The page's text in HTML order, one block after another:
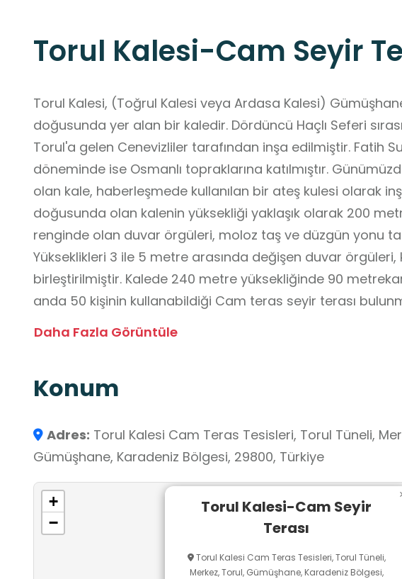
Torul Kalesi-Cam Seyir
Torul Kalesi, (Toğrul Kalesi veya Ardasa Kalesi)
doğusunda yer alan bir kaledir. Dördüncü Haçlı Seferi
Torul'a gelen Cenevizliler tarafından inşa edilmiştir. Fatih
döneminde ise Osmanlı topraklarına katılmıştır.
olan kale, haberleşmede kullanılan bir ateş kulesi olarak
doğusunda olan kalenin yüksekliği yaklaşık olarak 200
renginde olan duvar örgüleri, moloz taş ve düzgün yonu
Yükseklikleri 3 ile 5 metre arasında değişen duvar örgüleri,
birleştirilmiştir. Kalede 240 metre yüksekliğinde 90
anda 50 kişinin kullanabildiği Cam teras seyir terası bulunmaktadır. Torul İlçe
toprak yapısının ve çevrenin izlenerek doğal unsurların
ilişkilendirilebilir.
Daha Fazla Görüntüle
Konum
Adres: Torul Kalesi Cam Teras Tesisleri, Torul Tüneli,
Gümüşhane, Karadeniz Bölgesi, 29800, Türkiye
Torul Kalesi-Cam Seyir
Terası
Torul Kalesi Cam Teras Tesisleri, Torul Tüneli,
Merkez, Torul, Gümüşhane, Karadeniz Bölgesi,
+
−